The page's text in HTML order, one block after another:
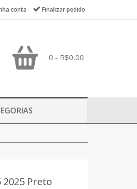
conta Finalizar pedido
0 - R$0,00
Preto